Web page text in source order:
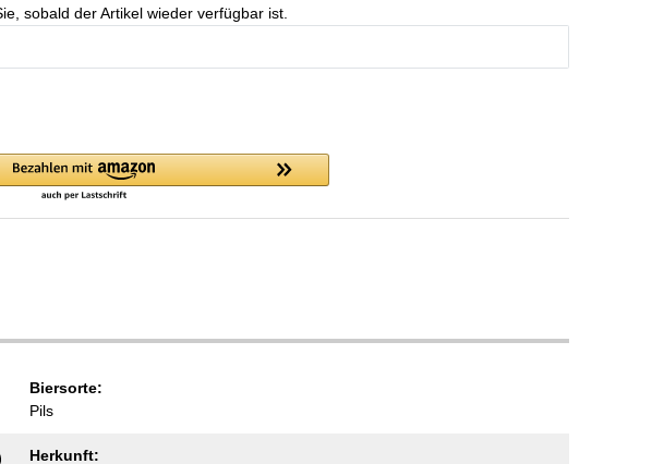
sobald der Artikel wieder verfügbar ist.
Biersorte:
Pils
Herkunft: